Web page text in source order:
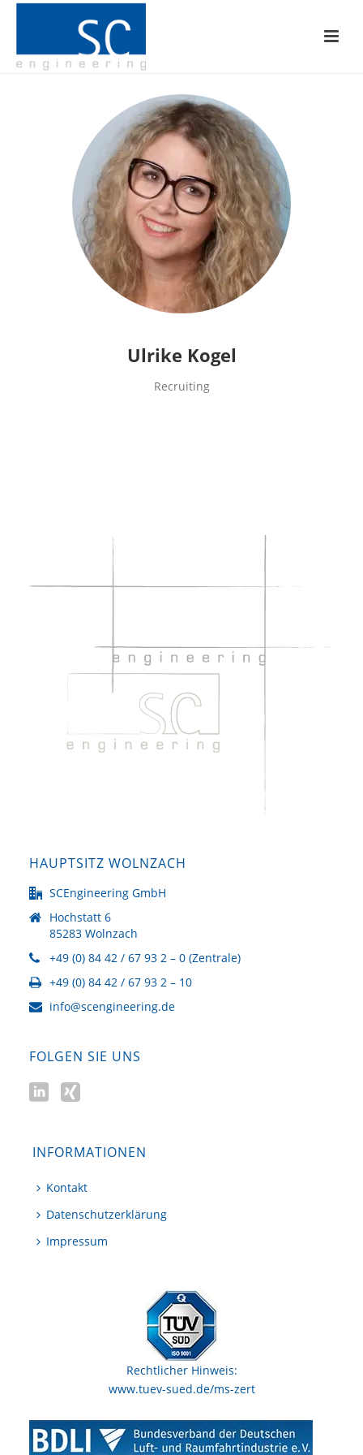
Ulrike Kogel
Recruiting
HAUPTSITZ WOLNZACH
SCEngineering GmbH
Hochstatt 6
85283 Wolnzach
+49 (0) 84 42 / 67 93 2 – 0 (Zentrale)
+49 (0) 84 42 / 67 93 2 – 10
info@scengineering.de
FOLGEN SIE UNS
INFORMATIONEN
Kontakt
Datenschutzerklärung
Impressum
Rechtlicher Hinweis:
www.tuev-sued.de/ms-zert